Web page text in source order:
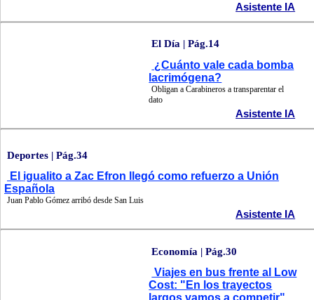
Asistente IA
El Día | Pág.14
¿Cuánto vale cada bomba
lacrimógena?
Obligan a Carabineros a transparentar el
dato
Asistente IA
Deportes | Pág.34
El igualito a Zac Efron llegó como refuerzo a Unión
Española
Juan Pablo Gómez arribó desde San Luis
Asistente IA
Economía | Pág.30
Viajes en bus frente al Low
Cost: "En los trayectos